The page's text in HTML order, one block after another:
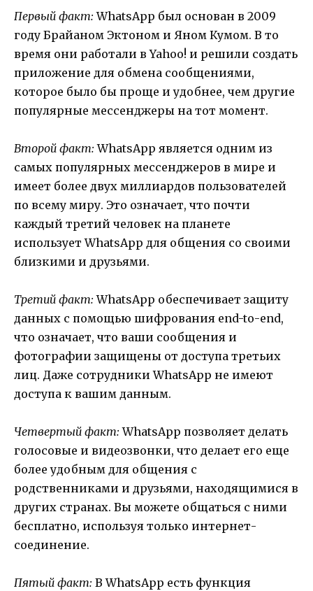
Первый факт: WhatsApp был основан в 2009
году Брайаном Эктоном и Яном Кумом. В то
время они работали в Yahoo! и решили создать
приложение для обмена сообщениями,
которое было бы проще и удобнее, чем другие
популярные мессенджеры на тот момент.
Второй факт: WhatsApp является одним из
самых популярных мессенджеров в мире и
имеет более двух миллиардов пользователей
по всему миру. Это означает, что почти
каждый третий человек на планете
использует WhatsApp для общения со своими
близкими и друзьями.
Третий факт: WhatsApp обеспечивает защиту
данных с помощью шифрования end-to-end,
что означает, что ваши сообщения и
фотографии защищены от доступа третьих
лиц. Даже сотрудники WhatsApp не имеют
доступа к вашим данным.
Четвертый факт: WhatsApp позволяет делать
голосовые и видеозвонки, что делает его еще
более удобным для общения с
родственниками и друзьями, находящимися в
других странах. Вы можете общаться с ними
бесплатно, используя только интернет-
соединение.
Пятый факт: В WhatsApp есть функция